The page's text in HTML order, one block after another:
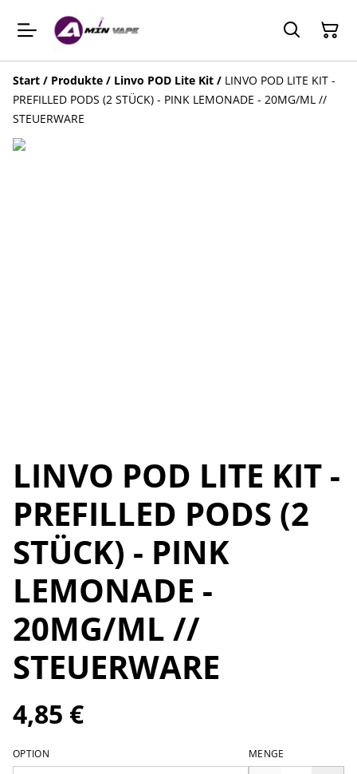
Start / Produkte / Linvo POD Lite Kit / LINVO POD LITE KIT -
PREFILLED PODS (2 STÜCK) - PINK LEMONADE - 20MG/ML //
STEUERWARE
LINVO POD LITE KIT -
PREFILLED PODS (2
STÜCK) - PINK
LEMONADE -
20MG/ML //
STEUERWARE
4,85 €
OPTION MENGE